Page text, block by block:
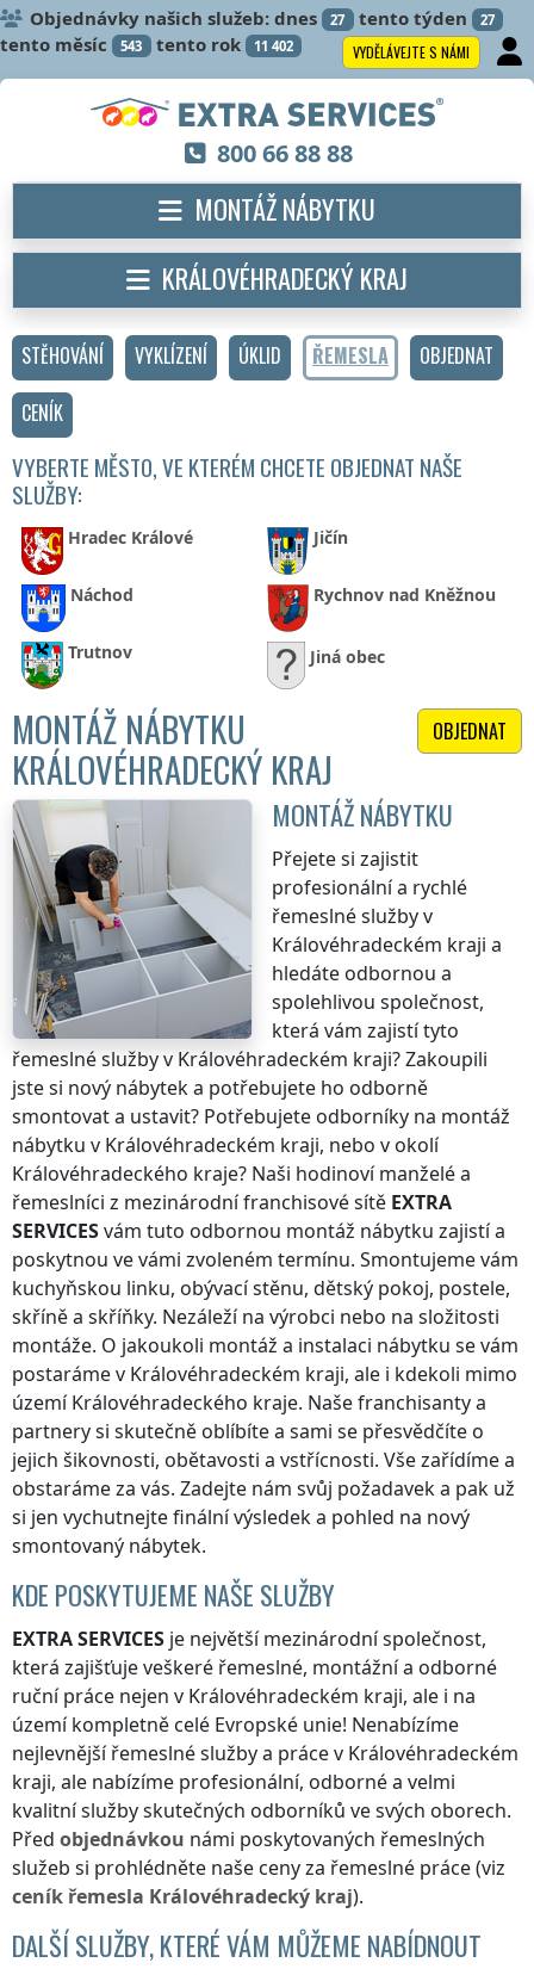
Objednávky našich služeb: dnes 27 tento týden 27
tento měsíc 543 tento rok 11 402 VYDĚLÁVEJTE S NÁMI
STĚHOVÁNÍ VYKLÍZENÍ ÚKLID ŘEMESLA
OBJEDNAT
CENÍK
VYBERTE MĚSTO, VE KTERÉM CHCETE OBJEDNAT NAŠE
SLUŽBY:
Hradec Králové Jičín
Náchod Rychnov nad Kněžnou
Trutnov Jiná obec
OBJEDNAT
MONTÁŽ NÁBYTKU
KRÁLOVÉHRADECKÝ KRAJ
MONTÁŽ NÁBYTKU
Přejete si zajistit
profesionální a rychlé
řemeslné službyv
Královéhradeckém kraji a
hledáte odbornou a
spolehlivou společnost,
která vám zajistí tyto
řemeslné službyv Královéhradeckém kraji? Zakoupili
jste si nový nábytek a potřebujete ho odborně
smontovat a ustavit? Potřebujete odborníky na montáž
nábytku v Královéhradeckém kraji, nebo v okolí
Královéhradeckého kraje? Naši hodinoví manželé a
řemeslníci z mezinárodní franchisové sítě EXTRA
SERVICESvám tuto odbornou montáž nábytku zajistí a
poskytnou ve vámi zvoleném termínu. Smontujeme vám
kuchyňskou linku, obývací stěnu, dětský pokoj, postele,
skříně a skříňky. Nezáleží na výrobci nebo na složitosti
montáže. O jakoukoli montáž a instalaci nábytku se vám
postarámev Královéhradeckém kraji, ale i kdekoli mimo
území Královéhradeckého kraje. Naše franchisanty a
partnery si skutečně oblíbíte a sami se přesvědčíte o
jejich šikovnosti, obětavosti a vstřícnosti. Vše zařídíme a
obstaráme za vás. Zadejte nám svůj požadavek a pak už
si jen vychutnejte finální výsledek a pohled na nový
smontovaný nábytek.
KDE POSKYTUJEME NAŠE SLUŽBY
EXTRA SERVICES je největší mezinárodní společnost,
která zajišťuje veškeré řemeslné, montážní a odborné
ruční práce nejen v Královéhradeckém kraji, ale i na
území kompletně celé Evropské unie! Nenabízíme
nejlevnější řemeslné služby a prácev Královéhradeckém
kraji, ale nabízíme profesionální, odborné a velmi
kvalitní služby skutečných odborníků ve svých oborech.
Před objednávkou námi poskytovaných řemeslných
služeb si prohlédněte naše ceny za řemeslné práce (viz
ceník řemesla Královéhradecký kraj).
DALŠÍ SLUŽBY, KTERÉ VÁM MŮŽEME NABÍDNOUT
800 66 88 88
MONTÁŽ NÁBYTKU
KRÁLOVÉHRADECKÝ KRAJ